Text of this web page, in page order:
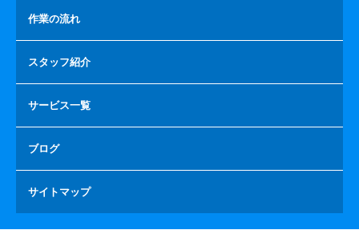
作業の流れ
スタッフ紹介
サービス一覧
ブログ
サイトマップ